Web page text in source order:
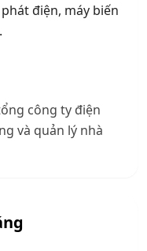
điện, máy biến
công ty điện
và quản lý nhà